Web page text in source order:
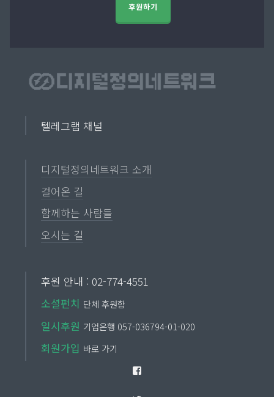
후원하기
텔레그램 채널
디지털정의네트워크 소개
걸어온 길
함께하는 사람들
오시는 길
후원 안내 : 02-774-4551
소셜펀치 단체 후원함
일시후원 기업은행 057-036794-01-020
회원가입 바로 가기
Facebook